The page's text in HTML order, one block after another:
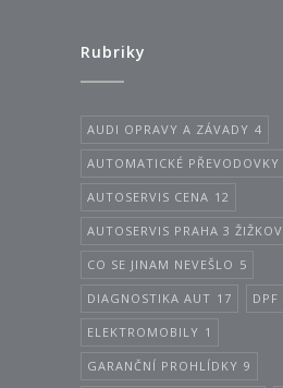
Rubriky
AUDI OPRAVY A ZÁVADY 4
AUTOMATICKÉ PŘEVODOVKY
AUTOSERVIS CENA 12
AUTOSERVIS PRAHA 3 ŽIŽKOV
CO SE JINAM NEVEŠLO 5
DIAGNOSTIKA AUT 17 DPF
ELEKTROMOBILY 1
GARANČNÍ PROHLÍDKY 9